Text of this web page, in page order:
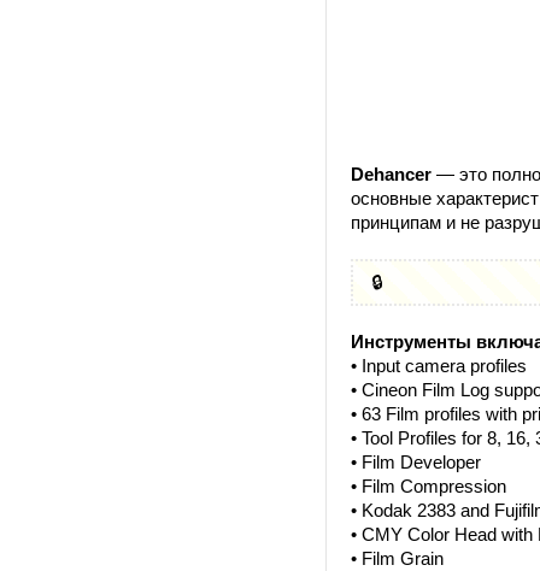
Dehancer — это
основные
принципам и не
🔒
Инструменты
• Input camera profiles
• Cineon Film Log
• 63 Film profiles with
• Tool Profiles for 8, 16,
• Film Developer
• Film Compression
• Kodak 2383 and
• CMY Color Head with
• Film Grain